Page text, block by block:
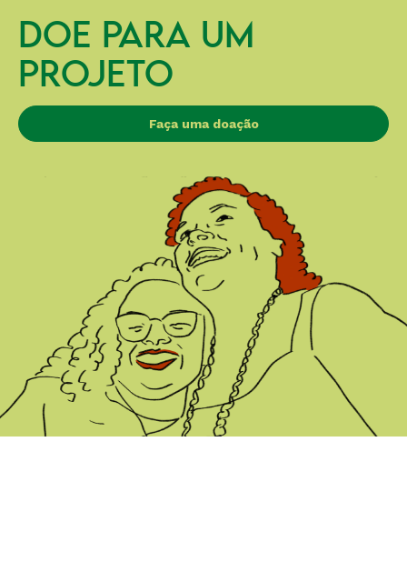
DOE PARA UM
PROJETO
Faça uma doação